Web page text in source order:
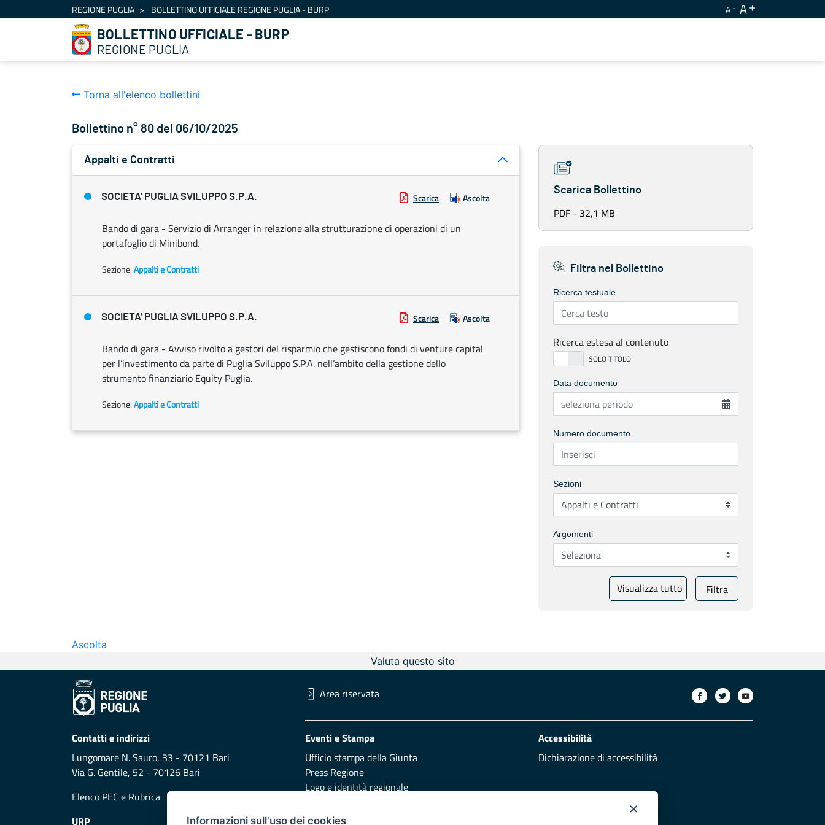
Salta al contenutoREGIONE PUGLIA BOLLETTINO UFFICIALE REGIONE PUGLIA - BURP A A
BOLLETTINO UFFICIALE - BURP
REGIONE PUGLIA
Torna all'elenco bollettini
Bollettino n° 80 del 06/10/2025
Appalti e Contratti
SOCIETA’ PUGLIA SVILUPPO S.P.A. Scarica Ascolta
Bando di gara - Servizio di Arranger in relazione alla strutturazione di operazioni di un
portafoglio di Minibond.
Sezione:Appalti e Contratti
SOCIETA’ PUGLIA SVILUPPO S.P.A. Scarica Ascolta
Bando di gara - Avviso rivolto a gestori del risparmio che gestiscono fondi di venture capital
per l’investimento da parte di Puglia Sviluppo S.P.A. nell’ambito della gestione dello
strumento finanziario Equity Puglia.
Sezione:Appalti e Contratti
Scarica Bollettino
PDF - 32,1 MB
Filtra nel Bollettino
Ricerca testuale
Ricerca estesa al contenuto
Data documento
Numero documento
Sezioni
Argomenti
Visualizza tutto Filtra
Ascolta
Valuta questo sito
Area riservata
Contatti e indirizzi
Lungomare N. Sauro, 33 - 70121 Bari
Via G. Gentile, 52 - 70126 Bari
Elenco PEC e Rubrica
Eventi e Stampa
Ufficio stampa della Giunta
Press Regione
Logo e identità regionale
Accessibilità
Dichiarazione di accessibilità
URP Redazione
×
Informazioni sull'uso dei cookies